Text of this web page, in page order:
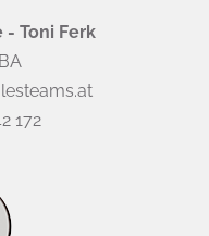
- Toni Ferk
172